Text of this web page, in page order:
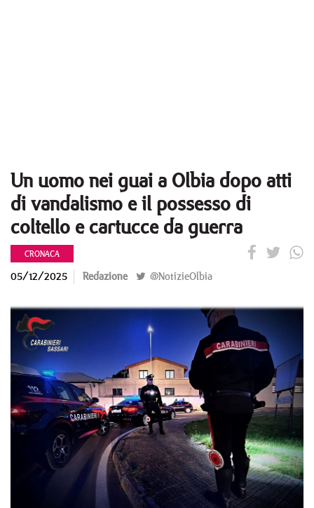
Un uomo nei guai a Olbia dopo atti
di vandalismo e il possesso di
coltello e cartucce da guerra
CRONACA
05/12/2025 Redazione @NotizieOlbia